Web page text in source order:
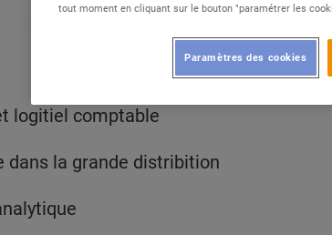
logitiel comptable
dans la grande distribition
tout moment en cliquant sur le bouton "paramétrer les
Paramètres des cookies